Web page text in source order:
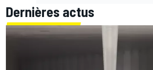
Dernières actus